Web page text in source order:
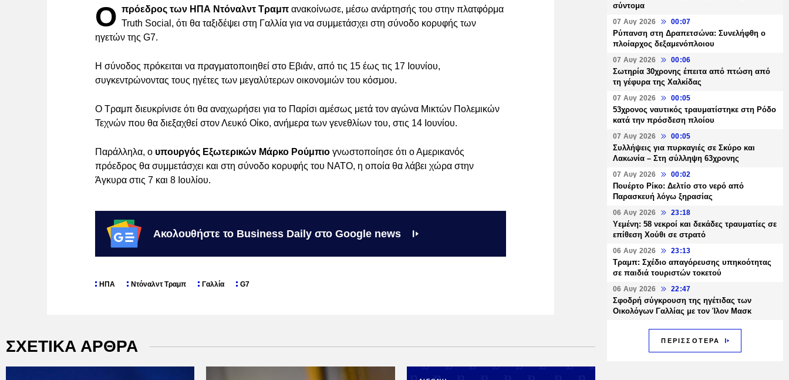
Ο πρόεδρος των ΗΠΑ Ντόναλντ Τραμπ ανακοίνωσε, μέσω ανάρτησής του στην πλατφόρμα
Truth Social, ότι θα ταξιδέψει στη Γαλλία για να συμμετάσχει στη σύνοδο κορυφής των
ηγετών της G7.
Η σύνοδος πρόκειται να πραγματοποιηθεί στο Εβιάν, από τις 15 έως τις 17 Ιουνίου,
συγκεντρώνοντας τους ηγέτες των μεγαλύτερων οικονομιών του κόσμου.
Ο Τραμπ διευκρίνισε ότι θα αναχωρήσει για το Παρίσι αμέσως μετά τον αγώνα Μικτών Πολεμικών
Τεχνών που θα διεξαχθεί στον Λευκό Οίκο, ανήμερα των γενεθλίων του, στις 14 Ιουνίου.
Παράλληλα, ο υπουργός Εξωτερικών Μάρκο Ρούμπιο γνωστοποίησε ότι ο Αμερικανός
πρόεδρος θα συμμετάσχει και στη σύνοδο κορυφής του ΝΑΤΟ, η οποία θα λάβει χώρα στην
Άγκυρα στις 7 και 8 Ιουλίου.
Ακολουθήστε το Business Daily στο Google news
ΗΠΑ Ντόναλντ Τραμπ Γαλλία G7
ΣΧΕΤΙΚΑ ΑΡΘΡΑ
σύντομα
07 Αυγ 2026 00:07
Ρύπανση στη Δραπετσώνα: Συνελήφθη ο
πλοίαρχος δεξαμενόπλοιου
07 Αυγ 2026 00:06
Σωτηρία 30χρονης έπειτα από πτώση από
τη γέφυρα της Χαλκίδας
07 Αυγ 2026 00:05
53χρονος ναυτικός τραυματίστηκε στη Ρόδο
κατά την πρόσδεση πλοίου
07 Αυγ 2026 00:05
Συλλήψεις για πυρκαγιές σε Σκύρο και
Λακωνία – Στη σύλληψη 63χρονης
07 Αυγ 2026 00:02
Πουέρτο Ρίκο: Δελτίο στο νερό από
Παρασκευή λόγω ξηρασίας
06 Αυγ 2026 23:18
Υεμένη: 58 νεκροί και δεκάδες τραυματίες σε
επίθεση Χούθι σε στρατό
06 Αυγ 2026 23:13
Τραμπ: Σχέδιο απαγόρευσης υπηκοότητας
σε παιδιά τουριστών τοκετού
06 Αυγ 2026 22:47
Σφοδρή σύγκρουση της ηγέτιδας των
Οικολόγων Γαλλίας με τον Ίλον Μασκ
ΠΕΡΙΣΣΟΤΕΡΑ